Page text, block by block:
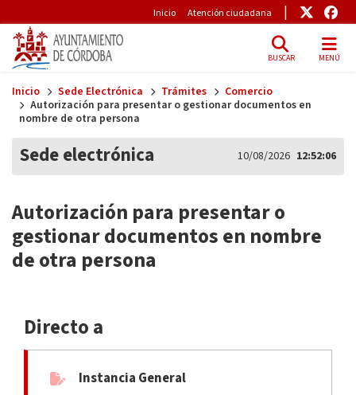
Pre-Header
Inicio Atención ciudadana Enlace
BUSCAR MENÚ
Inicio Sede Electrónica Trámites
Comercio
Autorización para presentar o gestionar documentos en
nombre de otra persona
Sede electrónica 10/08/2026 12:52:06
Autorización para presentar o
gestionar documentos en nombre
de otra persona
Directo a
Instancia General